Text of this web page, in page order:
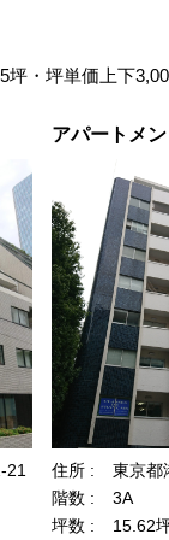
坪・坪単価上下